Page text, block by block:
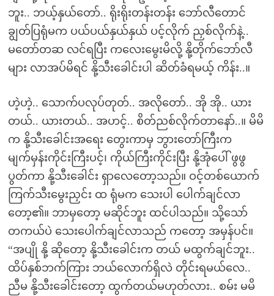
ဘူး.. ဘယ့်နှယ်တော်.. ရိုးရိုးတန်းတန်း ဘော်လီတောင်
ချွတ်ပြရုံမက ပယ်ပယ်နှယ်နှယ် ပင့်လိုက် ညှစ်လိုက်နဲ့..
မတော်တဆ လင်ရပြီး ကလေးမွေးမိလို့ နို့တိုက်ဘော်လီ
များ လာအပ်မိရင် နို့သီးခေါင်းပါ ဆိတ်ခံရမယ့် ကိန်း..။
ဟဲ့ဟဲ့.. သောက်ပလုပ်တုတ်.. အလိုတော်.. အို အို.. ယား
တယ်.. ယားတယ်.. အဟင့်.. စိတ်ညစ်လိုက်တာနော်..။ မိမိ
က နို့သီးခေါင်းအရေး တွေးကာမှ ဘွားတော်ကြီးက
မျက်မှန်းကိုင်းကြီးပင့်၊ ကိုယ်ကြီးကိုင်းပြီး နို့အုံပေါ် ဖွဖွ
ပွတ်ကာ နို့သီးခေါင်း ရှာလေတော့သည်။ ဝင့်တစ်ယောက်
ကြက်သီးမွေးညှင်း ထ ရုံမက သေးပါ ပေါက်ချင်လာ
တော့၏။ ဘာမှတော့ မဆိုင်ဘူး ထင်ပါသည်။ သို့သော်
တကယ်ပဲ သေးပေါက်ချင်လာသည် ကတော့ အမှန်ပင်။
“အပျို နို့ ဆိုတော့ နို့သီးခေါင်းက တယ် မထွက်ချင်ဘူး..
ထိပ်နှစ်ဘက်ကြား ဘယ်လောက်ရှိလဲ တိုင်းရမယ်လေ..
ညီမ နို့သီးခေါင်းတော့ ထွက်တယ်မဟုတ်လား.. စမ်း မမိ